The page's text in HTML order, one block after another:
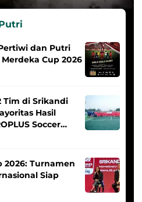
dan Putri
Cup 2026
Tim di Srikandi
Hasil
Soccer
2026: Turnamen
Siap